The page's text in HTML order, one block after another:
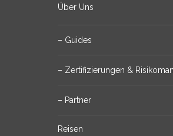
Über Uns
– Guides
– Zertifizierungen &
– Partner
Reisen